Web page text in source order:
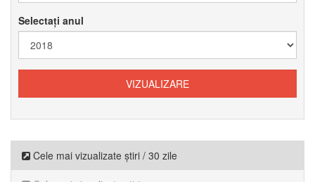
Selectați anul
Cele mai vizualizate știri / 30 zile